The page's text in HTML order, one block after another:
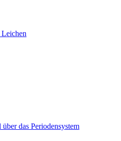
das Periodensystem